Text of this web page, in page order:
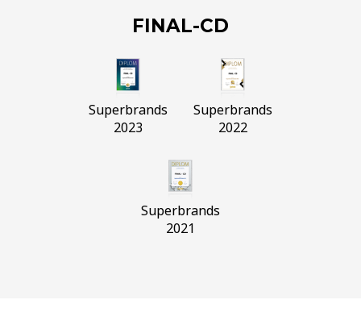
FINAL-CD
Superbrands
2023
Superbrands
2022
Superbrands
2021